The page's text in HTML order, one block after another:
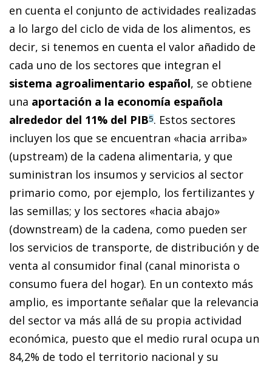
en cuenta el conjunto de actividades realizadas
a lo largo del ciclo de vida de los alimentos, es
decir, si tenemos en cuenta el valor añadido de
cada uno de los sectores que integran el
sistema agroalimentario español, se obtiene
una aportación a la economía española
alrededor del 11% del PIB5. Estos sectores
incluyen los que se encuentran «hacia arriba»
(upstream) de la cadena alimentaria, y que
suministran los insumos y servicios al sector
primario como, por ejemplo, los fertilizantes y
las semillas; y los sectores «hacia abajo»
(downstream) de la cadena, como pueden ser
los servicios de transporte, de distribución y de
venta al consumidor final (canal minorista o
consumo fuera del hogar). En un contexto más
amplio, es importante señalar que la relevancia
del sector va más allá de su propia actividad
económica, puesto que el medio rural ocupa un
84,2% de todo el territorio nacional y su